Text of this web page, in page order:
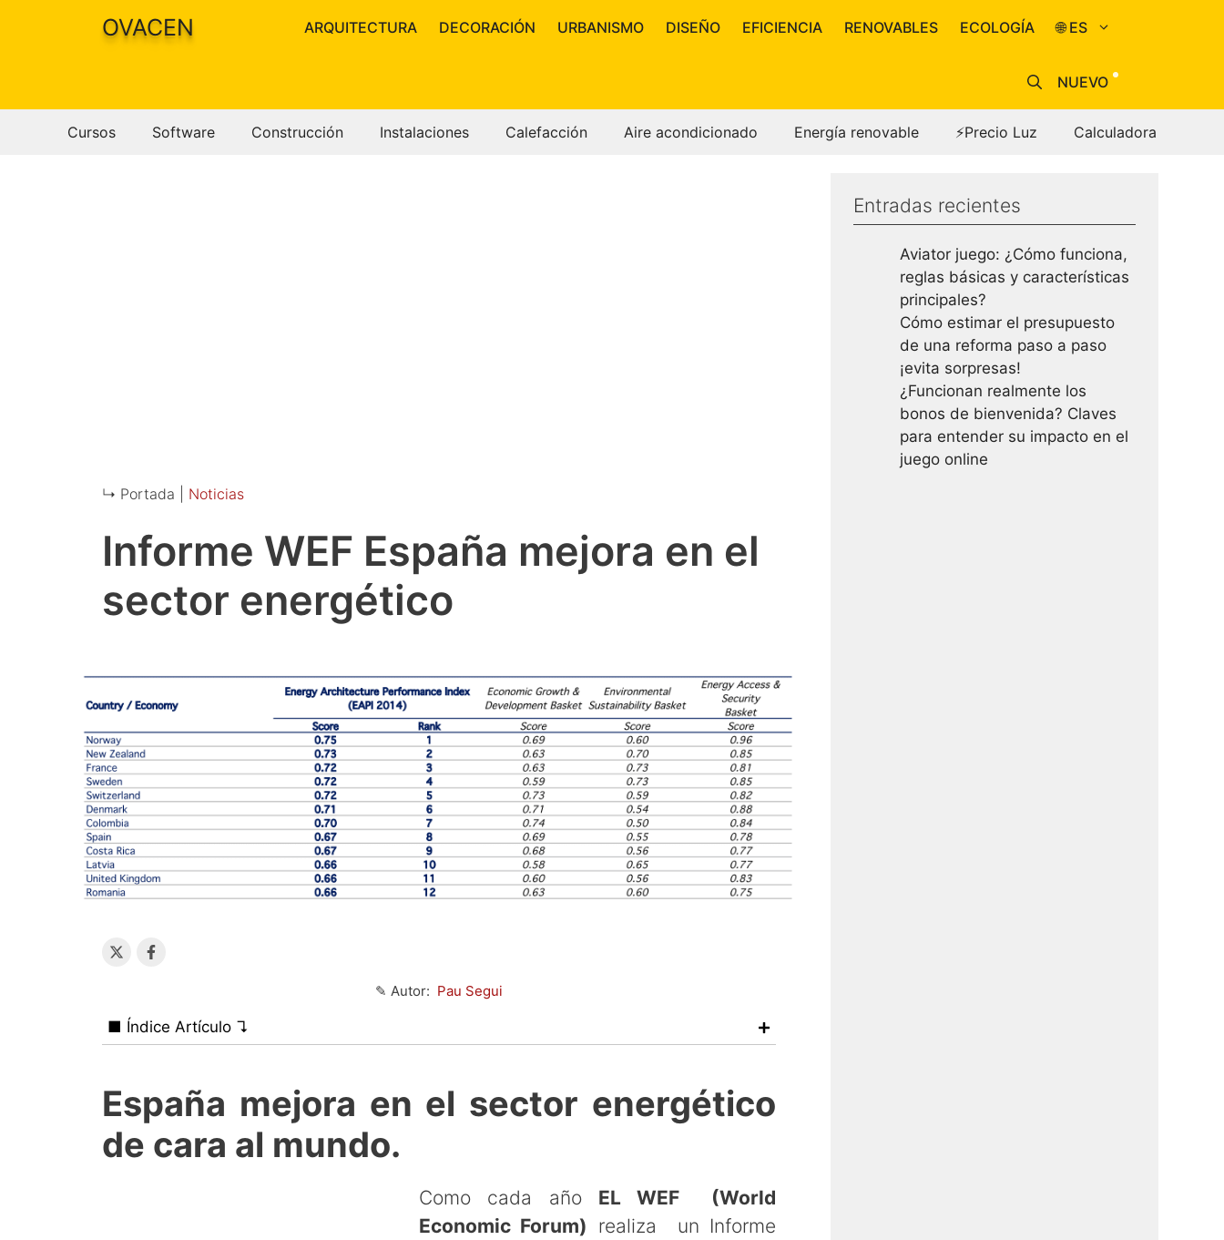
OVACEN ARQUITECTURA DECORACIÓN URBANISMO DISEÑO EFICIENCIA RENOVABLES ECOLOGÍA 🌐 ES
NUEVO
Cursos Software Construcción Instalaciones Calefacción Aire acondicionado Energía renovable ⚡Precio Luz Calculadora
↳ Portada | Noticias
Informe WEF España mejora en el
sector energético
✎ Autor: Pau Segui
■ Índice Artículo ↴
España mejora en el sector energético
de cara al mundo.
Como cada año EL WEF (World
Economic Forum) realiza un Informe
Entradas recientes
Aviator juego: ¿Cómo funciona,
reglas básicas y características
principales?
Cómo estimar el presupuesto
de una reforma paso a paso
¡evita sorpresas!
¿Funcionan realmente los
bonos de bienvenida? Claves
para entender su impacto en el
juego online